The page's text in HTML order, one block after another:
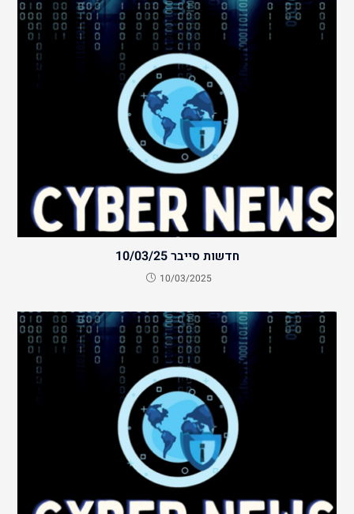
חדשות סייבר 10/03/25
10/03/2025